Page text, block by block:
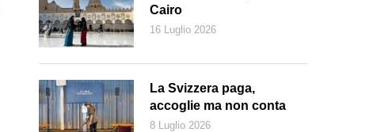
Cairo
16 Luglio 2026
La Svizzera paga,
accoglie ma non conta
8 Luglio 2026